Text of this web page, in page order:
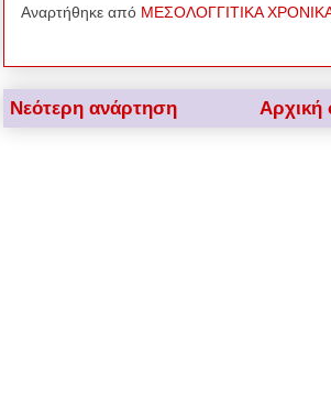
Αναρτήθηκε από ΜΕΣΟΛΟΓΓΙΤΙΚΑ
Νεότερη ανάρτηση Αρχική